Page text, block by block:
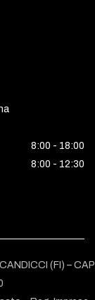
8:00 - 18:00
8:00 - 12:30
(FI) – CAP